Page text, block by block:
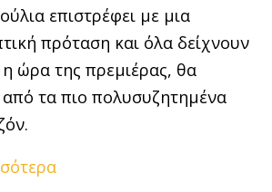
επιστρέφει με μια
πρόταση και όλα δείχνουν
ώρα της πρεμιέρας, θα
από τα πιο πολυσυζητημένα